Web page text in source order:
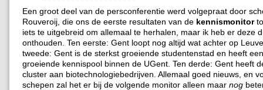
Een groot deel van de persconferentie werd volgepraat door
Rouveroij, die ons de eerste resultaten van de kennismonitor
iets te uitgebreid om allemaal te herhalen, maar ik heb er deze
onthouden. Ten eerste: Gent loopt nog altijd wat achter op
tweede: Gent is de sterkst groeiende studentenstad en heeft
groeiende kennispool binnen de UGent. Ten derde: Gent heeft
cluster aan biotechnologiebedrijven. Allemaal goed nieuws, en
schepen zal het er bij de volgende monitor alleen maar nog